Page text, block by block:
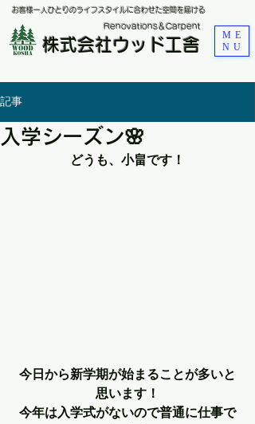
お客様一人ひとりのライフスタイルに合わせた空間を届ける
株式会社ウッド工舎
​Renovations＆Carpent
ME
NU
記事
入学シーズン🌸
どうも、小畠です！
今日から新学期が始まることが多いと
思います！
今年は入学式がないので普通に仕事で